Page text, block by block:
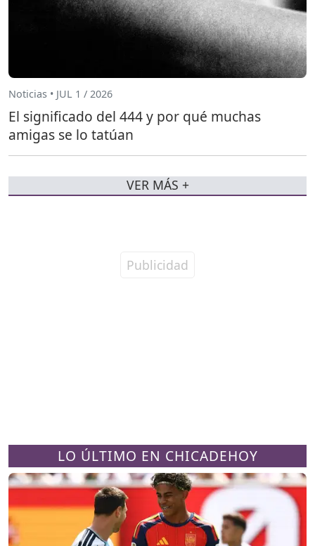
LO ÚLTIMO EN CHICADEHOY
Noticias • JUL 1 / 2026
El significado del 444 y por qué muchas
amigas se lo tatúan
VER MÁS +